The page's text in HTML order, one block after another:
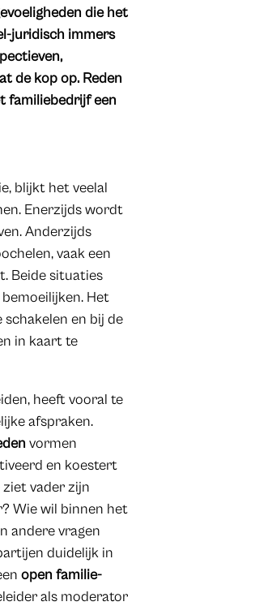
die het
juridisch immers
de kop op. Reden
familiebedrijf een
blijkt het veelal
Enerzijds wordt
Anderzijds
vaak een
Beide situaties
Het
en bij de
in kaart te
heeft vooral te
afspraken.
vormen
en koestert
ziet vader zijn
Wie wil binnen het
andere vragen
duidelijk in
open familie-
als moderator